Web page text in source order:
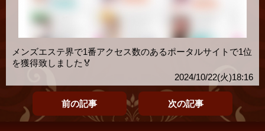
メンズエステ界で1番アクセス数のあるポータルサイトで1位
を獲得致しました🏅
2024/10/22(火)18:16
前の記事 次の記事